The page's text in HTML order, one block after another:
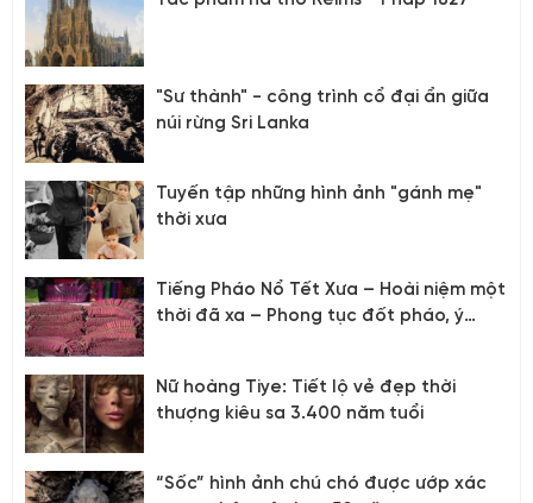
"Sư thành" - công trình cổ đại ẩn giữa
núi rừng Sri Lanka
Tuyến tập những hình ảnh "gánh mẹ"
thời xưa
Tiếng Pháo Nổ Tết Xưa – Hoài niệm một
thời đã xa – Phong tục đốt pháo, ý
Nữ hoàng Tiye: Tiết lộ vẻ đẹp thời
thượng kiêu sa 3.400 năm tuổi
“Sốc” hình ảnh chú chó được ướp xác